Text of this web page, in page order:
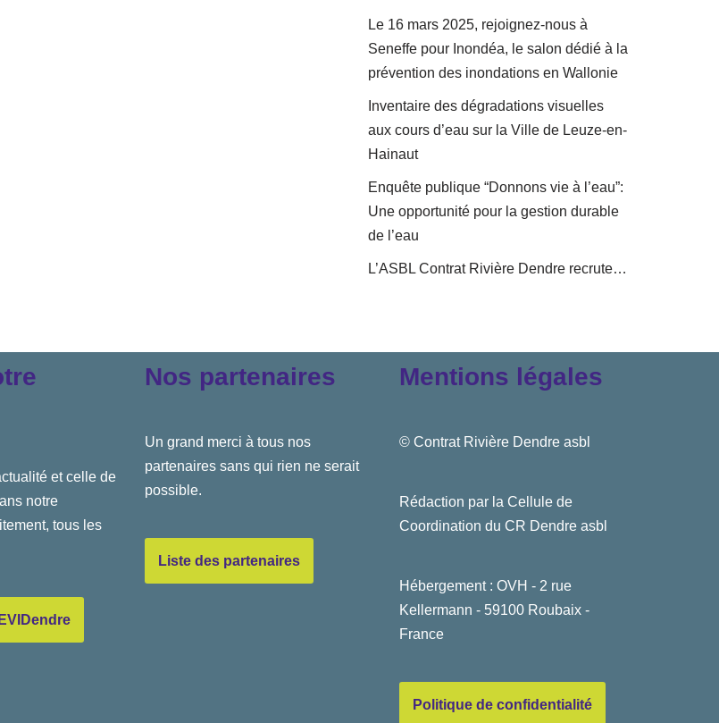
Le 16 mars 2025, rejoignez-nous à
Seneffe pour Inondéa, le salon dédié à la
prévention des inondations en Wallonie
Inventaire des dégradations visuelles
aux cours d’eau sur la Ville de Leuze-en-
Hainaut
Enquête publique “Donnons vie à l’eau”:
Une opportunité pour la gestion durable
de l’eau
L’ASBL Contrat Rivière Dendre recrute…
et celle de
notre
tous les
Nos partenaires
Un grand merci à tous nos
partenaires sans qui rien ne serait
possible.
Liste des partenaires
Mentions légales
© Contrat Rivière Dendre asbl
Rédaction par la Cellule de
Coordination du CR Dendre asbl
Hébergement : OVH - 2 rue
Kellermann - 59100 Roubaix -
France
Politique de confidentialité